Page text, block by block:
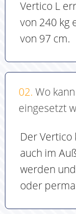
Vertico L
von 240 kg
von 97 cm.
02. Wo
eingesetzt
Der Vertico
auch im
werden
oder